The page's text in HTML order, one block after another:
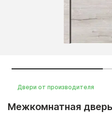
Двери от производителя
Межкомнатная